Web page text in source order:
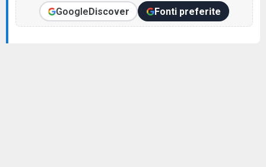
GoogleDiscover Fonti preferite